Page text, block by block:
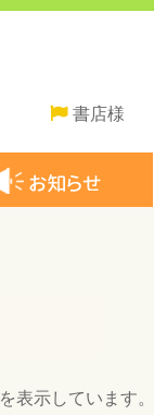
書店様
を表示しています。